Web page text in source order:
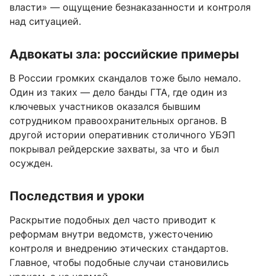
власти» — ощущение безнаказанности и контроля
над ситуацией.
Адвокаты зла: российские примеры
В России громких скандалов тоже было немало.
Один из таких — дело банды ГТА, где один из
ключевых участников оказался бывшим
сотрудником правоохранительных органов. В
другой истории оперативник столичного УБЭП
покрывал рейдерские захваты, за что и был
осужден.
Последствия и уроки
Раскрытие подобных дел часто приводит к
реформам внутри ведомств, ужесточению
контроля и внедрению этических стандартов.
Главное, чтобы подобные случаи становились